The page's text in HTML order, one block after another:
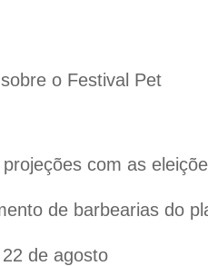
o Festival Pet
com as
de barbearias do
de agosto